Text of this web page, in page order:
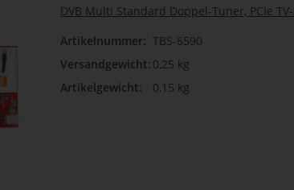
DVB Multi Standard Doppel-Tuner, PCIe
Artikelnummer: TBS-6590
Versandgewicht: 0,25 kg
Artikelgewicht:
0,15 kg